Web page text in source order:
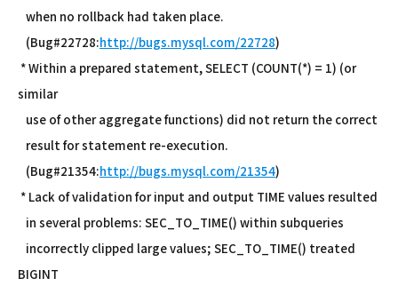
when no rollback had taken place.
(Bug#22728:http://bugs.mysql.com/22728)
* Within a prepared statement, SELECT (COUNT(*) = 1) (or
similar
use of other aggregate functions) did not return the correct
result for statement re-execution.
(Bug#21354:http://bugs.mysql.com/21354)
* Lack of validation for input and output TIME values resulted
in several problems: SEC_TO_TIME() within subqueries
incorrectly clipped large values; SEC_TO_TIME() treated
BIGINT